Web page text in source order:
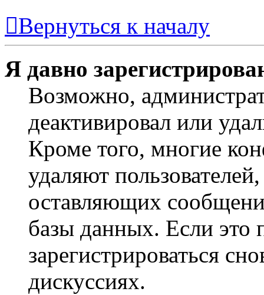
Вернуться к началу
Я давно
Возможно,
деактивировал или
Кроме того, многие
удаляют
оставляющих
базы данных. Если это
зарегистрироваться
дискуссиях.